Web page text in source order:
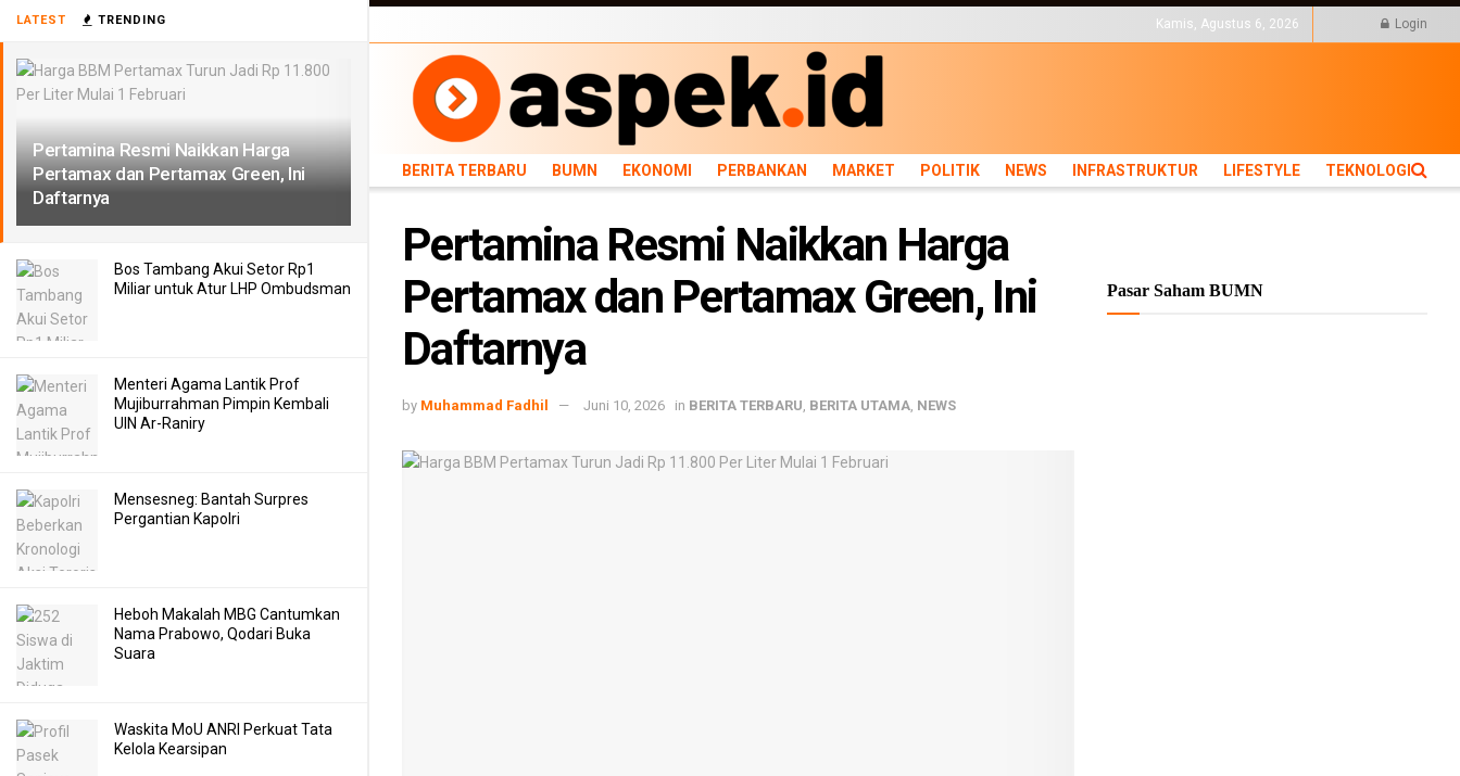
LATEST TRENDING
Pertamina Resmi Naikkan Harga
Pertamax dan Pertamax Green, Ini
Daftarnya
Bos Tambang Akui Setor Rp1
Miliar untuk Atur LHP Ombudsman
Menteri Agama Lantik Prof
Mujiburrahman Pimpin Kembali
UIN Ar-Raniry
Mensesneg: Bantah Surpres
Pergantian Kapolri
Heboh Makalah MBG Cantumkan
Nama Prabowo, Qodari Buka
Suara
Waskita MoU ANRI Perkuat Tata
Kelola Kearsipan
BERITA TERBARU BUMN EKONOMI PERBANKAN MARKET POLITIK NEWS INFRASTRUKTUR LIFESTYLE
TEKNOLOGI
Kamis, Agustus 6, 2026 Login
BERITA TERBARU BUMN EKONOMI PERBANKAN MARKET POLITIK NEWS INFRASTRUKTUR LIFESTYLE TEKNOLOGI
Pertamina Resmi Naikkan Harga
Pertamax dan Pertamax Green, Ini
Daftarnya
by Muhammad Fadhil Juni 10, 2026 in BERITA TERBARU BERITA UTAMA NEWS
Pasar Saham BUMN